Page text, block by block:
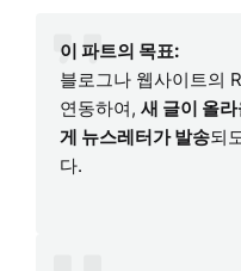
이 파트의 목표:
블로그나 웹사이트의
연동하여, 새 글이 올
게 뉴스레터가 발송되
다.